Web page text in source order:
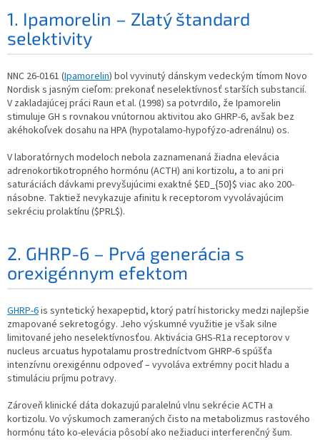
1. Ipamorelin – Zlatý štandard
selektivity
NNC 26-0161 (Ipamorelin) bol vyvinutý dánskym vedeckým tímom Novo
Nordisk s jasným cieľom: prekonať neselektívnosť starších substancií.
V zakladajúcej práci Raun et al. (1998) sa potvrdilo, že Ipamorelin
stimuluje GH s rovnakou vnútornou aktivitou ako GHRP-6, avšak bez
akéhokoľvek dosahu na HPA (hypotalamo-hypofýzo-adrenálnu) os.
V laboratórnych modeloch nebola zaznamenaná žiadna elevácia
adrenokortikotropného hormónu (ACTH) ani kortizolu, a to ani pri
saturáciách dávkami prevyšujúcimi exaktné $ED_{50}$ viac ako 200-
násobne. Taktiež nevykazuje afinitu k receptorom vyvolávajúcim
sekréciu prolaktínu ($PRL$).
2. GHRP-6 – Prvá generácia s
orexigénnym efektom
GHRP-6is syntetický hexapeptid, ktorý patrí historicky medzi najlepšie
zmapované sekretogógy. Jeho výskumné využitie je však silne
limitované jeho neselektívnosťou. Aktivácia GHS-R1a receptorov v
nucleus arcuatus hypotalamu prostredníctvom GHRP-6 spúšťa
intenzívnu orexigénnu odpoveď – vyvoláva extrémny pocit hladu a
stimuláciu príjmu potravy.
Zároveň klinické dáta dokazujú paralelnú vlnu sekrécie ACTH a
kortizolu. Vo výskumoch zameraných čisto na metabolizmus rastového
hormónu táto ko-elevácia pôsobí ako nežiaduci interferenčný šum.